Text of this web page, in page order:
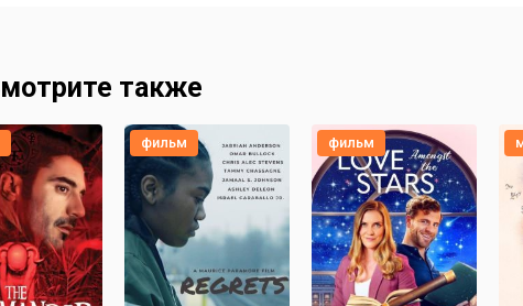
также
фильм фильм